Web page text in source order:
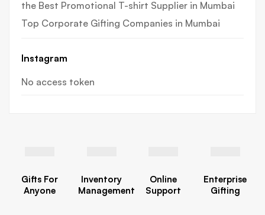
the Best Promotional T-shirt Supplier in Mumbai
Top Corporate Gifting Companies in Mumbai
Instagram
No access token
Gifts For
Anyone
Inventory
Management
Online
Support
Enterprise
Gifting